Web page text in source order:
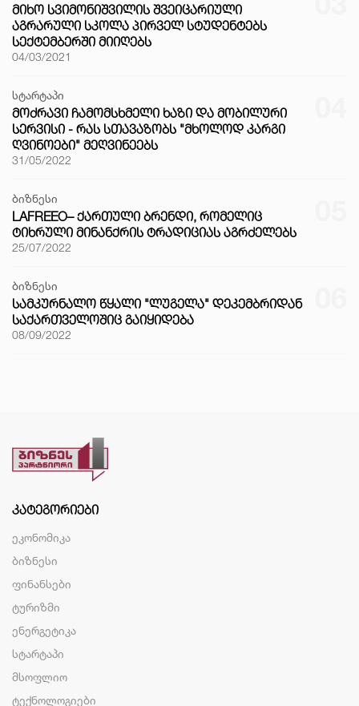
ᲛᲘᲮᲝ ᲡᲕᲘᲛᲝᲜᲘᲨᲕᲘᲚᲘᲡ ᲨᲕᲔᲘᲪᲐᲠᲘᲣᲚᲘ
ᲐᲒᲠᲐᲠᲣᲚᲘ ᲡᲙᲝᲚᲐ ᲞᲘᲠᲕᲔᲚ ᲡᲢᲣᲓᲔᲜᲢᲔᲑᲡ
ᲡᲔᲥᲢᲔᲛᲑᲔᲠᲨᲘ ᲛᲘᲘᲦᲔᲑᲡ
04/03/2021
სტარტაპი
ᲛᲝᲫᲠᲐᲕᲘ ᲩᲐᲛᲝᲛᲡᲮᲛᲔᲚᲘ ᲮᲐᲖᲘ ᲓᲐ ᲛᲝᲑᲘᲚᲣᲠᲘ
ᲡᲔᲠᲕᲘᲡᲘ - ᲠᲐᲡ ᲡᲗᲐᲕᲐᲖᲝᲑᲡ "ᲛᲮᲝᲚᲝᲓ ᲙᲐᲠᲒᲘ
ᲦᲕᲘᲜᲝᲔᲑᲘ" ᲛᲔᲦᲕᲘᲜᲔᲔᲑᲡ
31/05/2022
ბიზნესი
LAFREEO– ᲥᲐᲠᲗᲣᲚᲘ ᲑᲠᲔᲜᲓᲘ, ᲠᲝᲛᲔᲚᲘᲪ
ᲢᲘᲮᲠᲣᲚᲘ ᲛᲘᲜᲐᲜᲥᲠᲘᲡ ᲢᲠᲐᲓᲘᲪᲘᲐᲡ ᲐᲒᲠᲫᲔᲚᲔᲑᲡ
25/07/2022
ბიზნესი
ᲡᲐᲛᲙᲣᲠᲜᲐᲚᲝ ᲬᲧᲐᲚᲘ "ᲚᲣᲒᲔᲚᲐ" ᲓᲔᲙᲔᲛᲑᲠᲘᲓᲐᲜ
ᲡᲐᲥᲐᲠᲗᲕᲔᲚᲝᲨᲘᲪ ᲒᲐᲘᲧᲘᲓᲔᲑᲐ
08/09/2022
ᲙᲐᲢᲔᲒᲝᲠᲘᲔᲑᲘ
ეკონომიკა
ბიზნესი
ფინანსები
ტურიზმი
ენერგეტიკა
სტარტაპი
მსოფლიო
ტექნოლოგიები